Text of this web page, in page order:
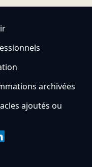
archivées
ajoutés ou